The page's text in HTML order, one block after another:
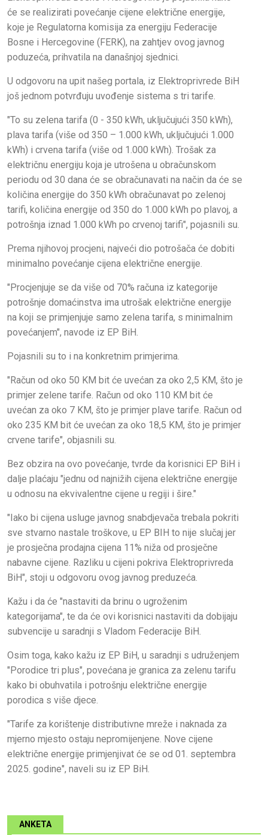
će se realizirati povećanje cijene električne energije,
koje je Regulatorna komisija za energiju Federacije
Bosne i Hercegovine (FERK), na zahtjev ovog javnog
poduzeća, prihvatila na današnjoj sjednici.
U odgovoru na upit našeg portala, iz Elektroprivrede BiH
još jednom potvrđuju uvođenje sistema s tri tarife.
"To su zelena tarifa (0 - 350 kWh, uključujući 350 kWh),
plava tarifa (više od 350 – 1.000 kWh, uključujući 1.000
kWh) i crvena tarifa (više od 1.000 kWh). Trošak za
električnu energiju koja je utrošena u obračunskom
periodu od 30 dana će se obračunavati na način da će se
količina energije do 350 kWh obračunavat po zelenoj
tarifi, količina energije od 350 do 1.000 kWh po plavoj, a
potrošnja iznad 1.000 kWh po crvenoj tarifi", pojasnili su.
Prema njihovoj procjeni, najveći dio potrošača će dobiti
minimalno povećanje cijena električne energije.
"Procjenjuje se da više od 70% računa iz kategorije
potrošnje domaćinstva ima utrošak električne energije
na koji se primjenjuje samo zelena tarifa, s minimalnim
povećanjem", navode iz EP BiH.
Pojasnili su to i na konkretnim primjerima.
"Račun od oko 50 KM bit će uvećan za oko 2,5 KM, što je
primjer zelene tarife. Račun od oko 110 KM bit će
uvećan za oko 7 KM, što je primjer plave tarife. Račun od
oko 235 KM bit će uvećan za oko 18,5 KM, što je primjer
crvene tarife", objasnili su.
Bez obzira na ovo povećanje, tvrde da korisnici EP BiH i
dalje plaćaju "jednu od najnižih cijena električne energije
u odnosu na ekvivalentne cijene u regiji i šire."
"Iako bi cijena usluge javnog snabdjevača trebala pokriti
sve stvarno nastale troškove, u EP BIH to nije slučaj jer
je prosječna prodajna cijena 11% niža od prosječne
nabavne cijene. Razliku u cijeni pokriva Elektroprivreda
BiH", stoji u odgovoru ovog javnog preduzeća.
Kažu i da će "nastaviti da brinu o ugroženim
kategorijama", te da će ovi korisnici nastaviti da dobijaju
subvencije u saradnji s Vladom Federacije BiH.
Osim toga, kako kažu iz EP BiH, u saradnji s udruženjem
"Porodice tri plus", povećana je granica za zelenu tarifu
kako bi obuhvatila i potrošnju električne energije
porodica s više djece.
"Tarife za korištenje distributivne mreže i naknada za
mjerno mjesto ostaju nepromijenjene. Nove cijene
električne energije primjenjivat će se od 01. septembra
2025. godine", naveli su iz EP BiH.
ANKETA